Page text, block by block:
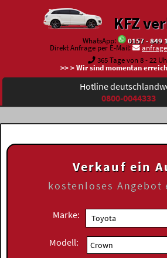
KFZ
WhatsApp:
0157 - 849
Direkt Anfrage per E-Mail:
365 Tage von 8 - 22
>> > Wir sind momentan
Hotline
0800-0044333
Verkauf ein
kostenloses Angebot
Marke:
Modell: